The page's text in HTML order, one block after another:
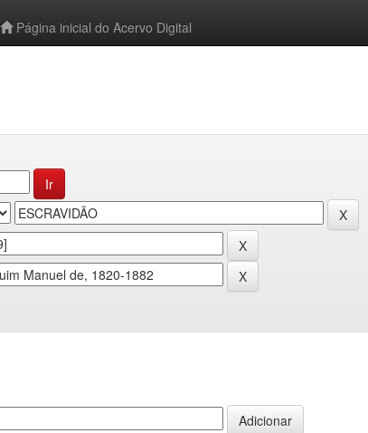
Página inicial do Acervo Digital